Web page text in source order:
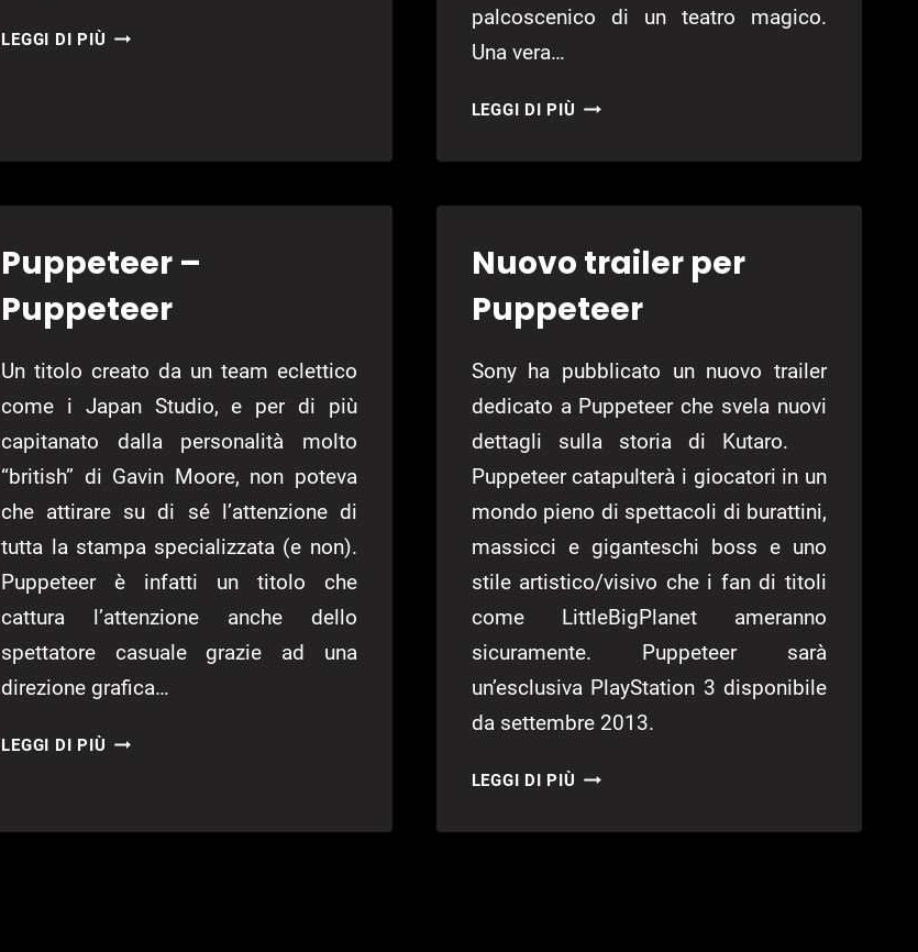
LEGGI DI PIÙ AGGIORNAMENTO
palcoscenico di un teatro magico.
Una vera…
LEGGI DI PIÙ DISPONIBILE
OGGI
LE
FORBICI
MAGICHE
Puppeteer –
Puppeteer
Un titolo creato da un team eclettico
come i Japan Studio, e per di più
capitanato dalla personalità molto
“british” di Gavin Moore, non poteva
che attirare su di sé l’attenzione di
tutta la stampa specializzata (e non).
Puppeteer è infatti un titolo che
cattura l’attenzione anche dello
spettatore casuale grazie ad una
direzione grafica…
LEGGI DI PIÙ PUPPETEER
Nuovo trailer per
Puppeteer
Sony ha pubblicato un nuovo trailer
dedicato a Puppeteer che svela nuovi
dettagli sulla storia di Kutaro.
Puppeteer catapulterà i giocatori in un
mondo pieno di spettacoli di burattini,
massicci e giganteschi boss e uno
stile artistico/visivo che i fan di titoli
come LittleBigPlanet ameranno
sicuramente. Puppeteer sarà
un’esclusiva PlayStation 3 disponibile
da settembre 2013.
LEGGI DI PIÙ NUOVO
PER